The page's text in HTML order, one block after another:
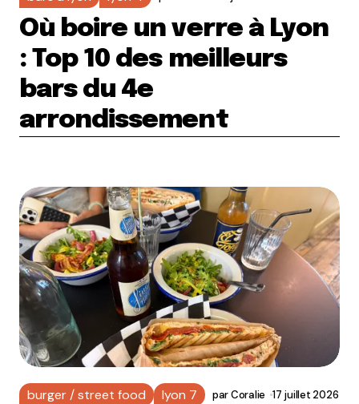
Où boire un verre à Lyon
: Top 10 des meilleurs
bars du 4e
arrondissement
burger / street food lyon 7 parCoralie 17 juillet 2026